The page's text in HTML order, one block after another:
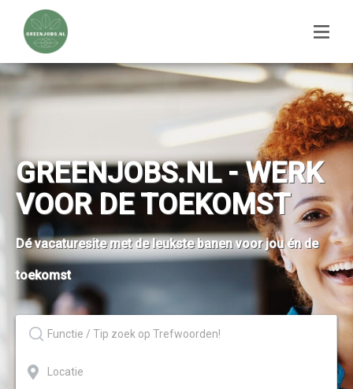
GREENJOBS.NL - WERK
VOOR DE TOEKOMST
Dé vacaturesite met de leukste banen voor jou én de
toekomst